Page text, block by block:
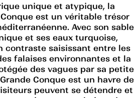
unique et atypique, la
est un véritable trésor
Avec son sable
et ses eaux turquoise,
contraste saisissant entre les
falaises environnantes et la
des vagues par sa petite
Conque est un havre de
peuvent se détendre et